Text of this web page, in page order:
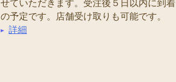
せていただきます。受注後５日以内に到着
の予定です。店舗受け取りも可能です。
詳細